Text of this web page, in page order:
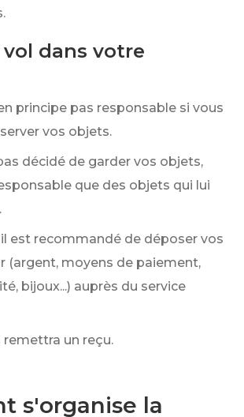
vol dans votre
principe pas responsable si vous
vos objets.
décidé de garder vos objets,
que des objets qui lui
est recommandé de déposer vos
(argent, moyens de paiement,
bijoux...) auprès du service
remettra un reçu.
s'organise la